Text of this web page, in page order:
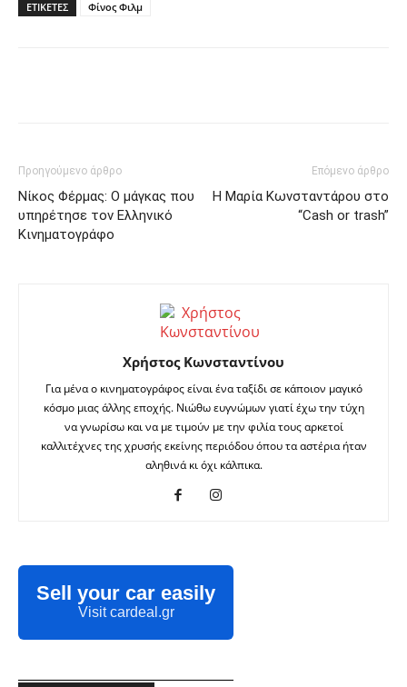
ΕΤΙΚΕΤΕΣ Φίνος Φιλμ
Προηγούμενο άρθρο
Νίκος Φέρμας: Ο μάγκας που
υπηρέτησε τον Ελληνικό
Κινηματογράφο
Επόμενο άρθρο
Η Μαρία Κωνσταντάρου στο
“Cash or trash”
Χρήστος Κωνσταντίνου
Για μένα ο κινηματογράφος είναι ένα ταξίδι σε κάποιον μαγικό
κόσμο μιας άλλης εποχής. Νιώθω ευγνώμων γιατί έχω την τύχη
να γνωρίσω και να με τιμούν με την φιλία τους αρκετοί
καλλιτέχνες της χρυσής εκείνης περιόδου όπου τα αστέρια ήταν
αληθινά κι όχι κάλπικα.
Sell your car easily
Visit cardeal.gr